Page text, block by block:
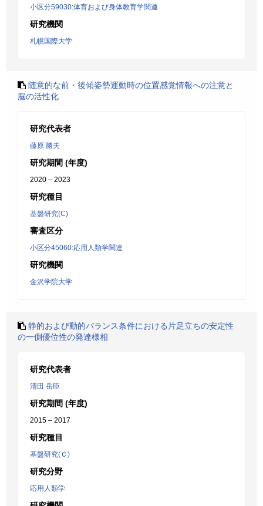
小区分59030:体育および身体教育学関連
研究機関
札幌国際大学
随意的な前・後傾姿勢運動時の位置感覚情報への注意と
脳の活性化
研究代表者
藤原 勝夫
研究期間 (年度)
2020 – 2023
研究種目
基盤研究(C)
審査区分
小区分45060:応用人類学関連
研究機関
金沢学院大学
静的および動的バランス条件における片足立ちの安定性
の一側優位性の発達様相
研究代表者
清田 岳臣
研究期間 (年度)
2015 – 2017
研究種目
基盤研究(Ｃ)
研究分野
応用人類学